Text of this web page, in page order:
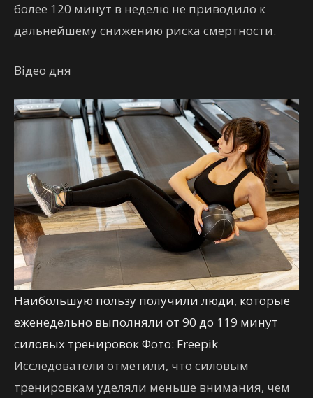
более 120 минут в неделю не приводило к
дальнейшему снижению риска смертности.
Відео дня
Наибольшую пользу получили люди, которые
еженедельно выполняли от 90 до 119 минут
силовых тренировок Фото: Freepik
Исследователи отметили, что силовым
тренировкам уделяли меньше внимания, чем